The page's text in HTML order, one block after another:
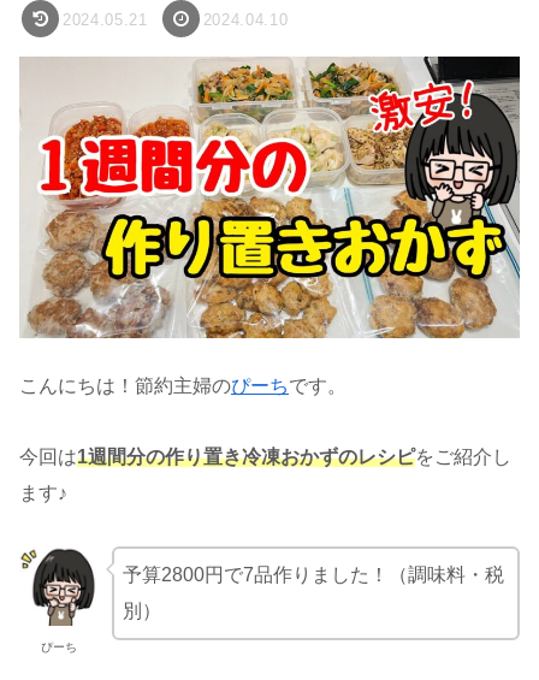
2024.05.21 2024.04.10
こんにちは！節約主婦のぴーちです。
今回は1週間分の作り置き冷凍おかずのレシピをご紹介し
ます♪
ぴーち
予算2800円で7品作りました！（調味料・税
別）